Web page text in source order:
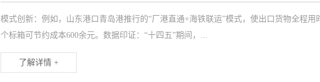
模式创新：例如，山东港口青岛港推行的“厂港直通+海铁联运”模式，使出口货物全程用
个标箱可节约成本600余元。数据印证：“十四五”期间，...
了解详情 +